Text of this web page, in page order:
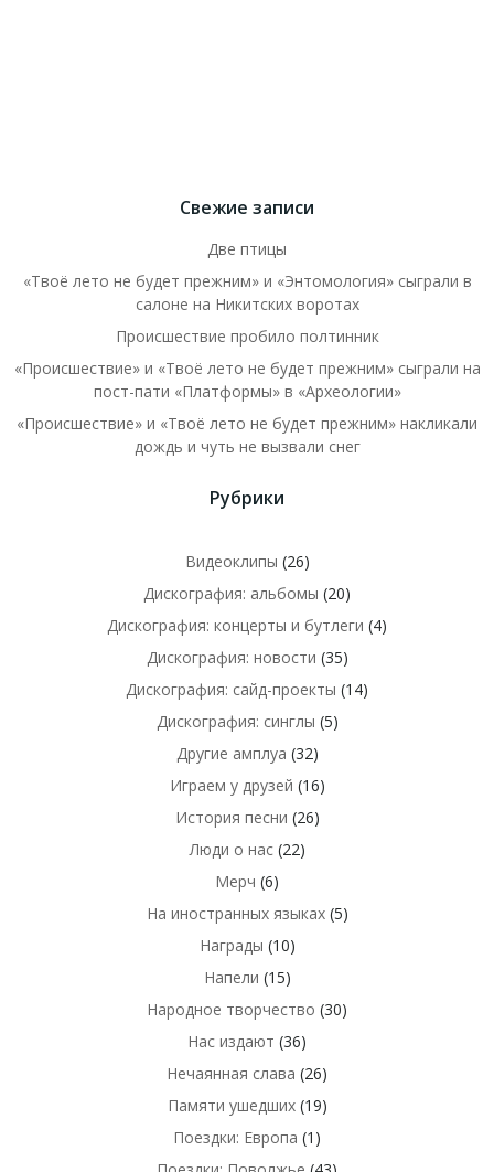
Свежие записи
Две птицы
«Твоё лето не будет прежним» и «Энтомология» сыграли в
салоне на Никитских воротах
Происшествие пробило полтинник
«Происшествие» и «Твоё лето не будет прежним» сыграли на
пост-пати «Платформы» в «Археологии»
«Происшествие» и «Твоё лето не будет прежним» накликали
дождь и чуть не вызвали снег
Рубрики
Видеоклипы (26)
Дискография: альбомы (20)
Дискография: концерты и бутлеги (4)
Дискография: новости (35)
Дискография: сайд-проекты (14)
Дискография: синглы (5)
Другие амплуа (32)
Играем у друзей (16)
История песни (26)
Люди о нас(22)
Мерч (6)
На иностранных языках(5)
Награды (10)
Напели (15)
Народное творчество (30)
Нас издают (36)
Нечаянная слава (26)
Памяти ушедших(19)
Поездки: Европа (1)